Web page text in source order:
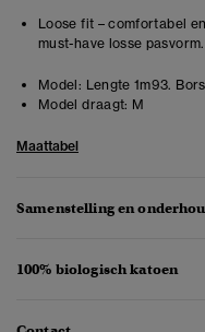
Loose fit – comfortabel
must-have losse pasvorm.
Model: Lengte 1m93.
Model draagt: M
Maattabel
Samenstelling en
100% biologisch katoen